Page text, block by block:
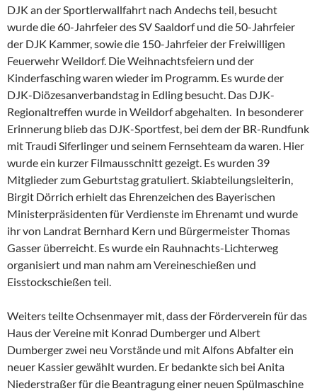
DJK an der Sportlerwallfahrt nach Andechs teil, besucht
wurde die 60-Jahrfeier des SV Saaldorf und die 50-Jahrfeier
der DJK Kammer, sowie die 150-Jahrfeier der Freiwilligen
Feuerwehr Weildorf. Die Weihnachtsfeiern und der
Kinderfasching waren wieder im Programm. Es wurde der
DJK-Diözesanverbandstag in Edling besucht. Das DJK-
Regionaltreffen wurde in Weildorf abgehalten. In besonderer
Erinnerung blieb das DJK-Sportfest, bei dem der BR-Rundfunk
mit Traudi Siferlinger und seinem Fernsehteam da waren. Hier
wurde ein kurzer Filmausschnitt gezeigt. Es wurden 39
Mitglieder zum Geburtstag gratuliert. Skiabteilungsleiterin,
Birgit Dörrich erhielt das Ehrenzeichen des Bayerischen
Ministerpräsidenten für Verdienste im Ehrenamt und wurde
ihr von Landrat Bernhard Kern und Bürgermeister Thomas
Gasser überreicht. Es wurde ein Rauhnachts-Lichterweg
organisiert und man nahm am Vereineschießen und
Eisstockschießen teil.
Weiters teilte Ochsenmayer mit, dass der Förderverein für das
Haus der Vereine mit Konrad Dumberger und Albert
Dumberger zwei neu Vorstände und mit Alfons Abfalter ein
neuer Kassier gewählt wurden. Er bedankte sich bei Anita
Niederstraßer für die Beantragung einer neuen Spülmaschine